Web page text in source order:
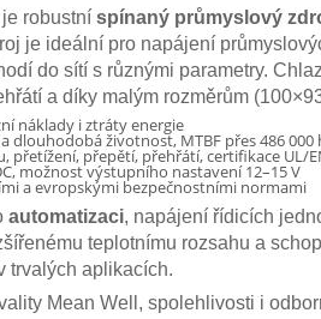
robustní spínaný průmyslový
je ideální pro napájení
do sítí s různými parametry.
a díky malým rozměrům
náklady i ztráty energie
dlouhodobá životnost, MTBF přes 486 000
přetížení, přepětí, přehřátí, certifikace UL/
možnost výstupního nastavení 12–15 V
a evropskými bezpečnostními normami
automatizaci, napájení řídicích
teplotnímu rozsahu a
trvalých aplikacích.
Mean Well, spolehlivosti i